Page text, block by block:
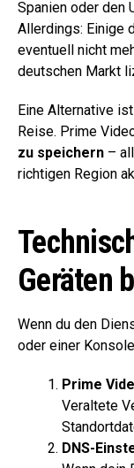
Spanien oder den
Allerdings: Einige
eventuell nicht
deutschen Markt
Eine Alternative
Reise. Prime
zu speichern –
richtigen Region
Geräten
Wenn du den
oder einer
Prime
Veraltete
DNS-